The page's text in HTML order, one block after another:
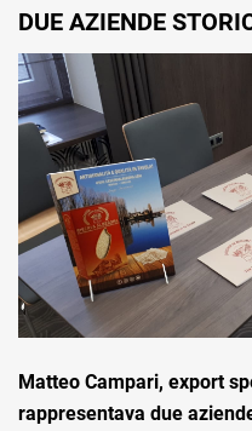
DUE AZIENDE
Matteo Campari, export
rappresentava due